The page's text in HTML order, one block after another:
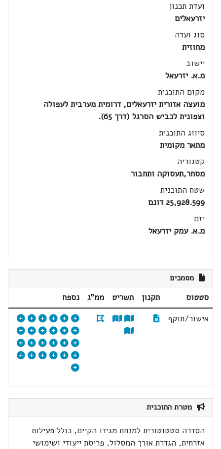
ועדת תכנון
יזרעאלים
סוג ועדה
מחוזית
יישוב
מ.א. יזרעאל
מקום התוכנית
מועצה אזורית יזרעאלים, דרומית מערבית לעפולה
וצפונית לכביש הסרגל (דרך 65).
סיווג התוכנית
מתאר מקומית
קטגוריה
מסחר,תעסוקה ותחבור
שטח התוכנית
25,928.599 דונם
יזם
מ.א. עמק יזרעאל
מסמכים
סטטוס תקנון תשריט ממ"ג
נספח
אישור/תוקף
מטרת התוכנית
הסדרה סטטוטורית למנחת מגידו הקיים, כולל פעילות
אזרחית, הגדרת אורך המסלול, פריסת ייעודי ושימושי